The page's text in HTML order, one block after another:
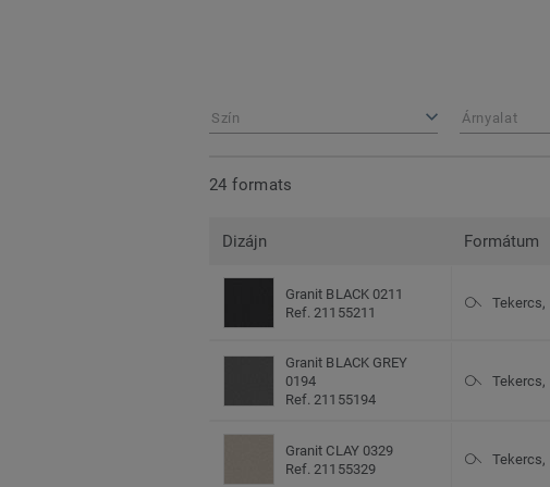
Szín Árnyalat
24 formats
Dizájn Formátum
Granit BLACK 0211
Ref. 21155211
Tekercs,
Granit BLACK GREY
0194
Ref. 21155194
Tekercs,
Granit CLAY 0329
Ref. 21155329
Tekercs,